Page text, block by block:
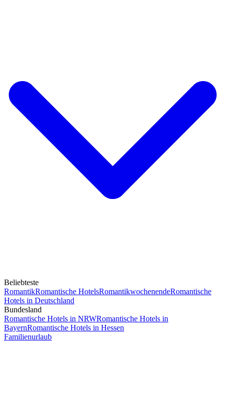
Beliebteste
RomantikRomantische HotelsRomantikwochenendeRomantische
Hotels in Deutschland
Bundesland
Romantische Hotels in NRWRomantische Hotels in
BayernRomantische Hotels in Hessen
Familienurlaub